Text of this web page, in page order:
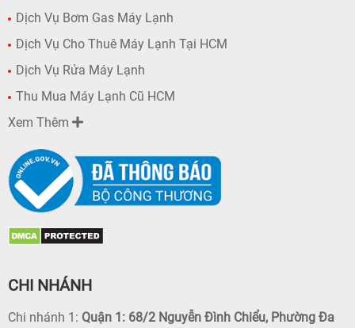
Dịch Vụ Bơm Gas Máy Lạnh
Dịch Vụ Cho Thuê Máy Lạnh Tại HCM
Dịch Vụ Rửa Máy Lạnh
Thu Mua Máy Lạnh Cũ HCM
Xem Thêm
CHI NHÁNH
Chi nhánh 1: Quận 1: 68/2 Nguyễn Đình Chiểu, Phường Đa